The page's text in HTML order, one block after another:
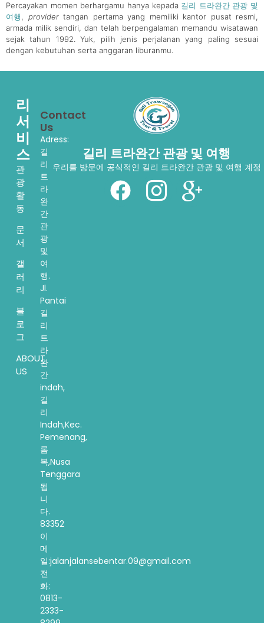
Percayakan momen berhargamu hanya kepada 길리 트라완간 관광 및
여행, providertangan pertama yang memiliki kantor pusat resmi,
armada milik sendiri, dan telah berpengalaman memandu wisatawan
sejak tahun 1992. Yuk, pilih jenis perjalanan yang paling sesuai
dengan kebutuhan serta anggaran liburanmu.
길리 트라완간 관광 및 여행
우리를 방문에 공식적인 길리 트라완간 관광 및 여행 계정
리
서
비
스
관
광
활
동
문
서
갤
러
리
블
로
그
ABOUT
US
Contact
Us
Adress:
길
리
트
라
완
간
관
광
및
여
행.
Jl.
Pantai
길
리
트
라
완
간
indah,
길
리
Indah,Kec.
Pemenang,
롬
복,Nusa
Tenggara
됩
니
다.
83352
이
메
일:jalanjalansebentar.09@gmail.com
전
화:
0813-
2333-